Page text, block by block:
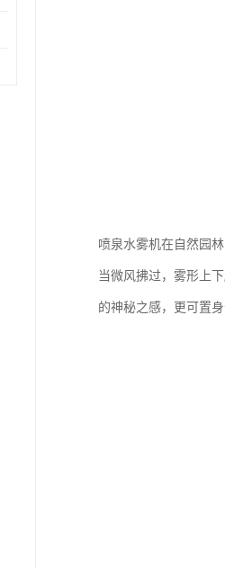
喷泉水雾机在自然园
当微风拂过，雾形上
的神秘之感，更可置